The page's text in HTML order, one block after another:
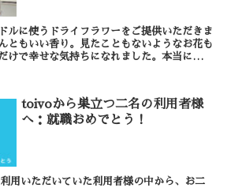
ルに使うドライフラワーをご提供いただきま
ともいい香り。見たこともないようなお花も
けで幸せな気持ちになれました。本当にあり
toivoから巣立つ二名の利用者様
へ：就職おめでとう！
用いただいていた利用者様の中から、お二